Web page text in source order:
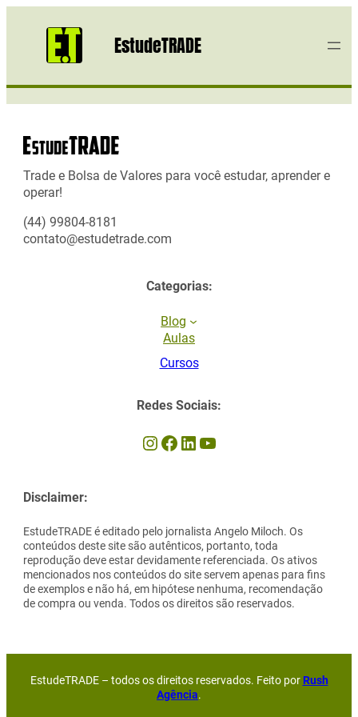
EstudeTRADE
Trade e Bolsa de Valores para você estudar, aprender e
operar!
(44) 99804-8181
contato@estudetrade.com
Categorias:
Blog
Aulas
Cursos
Redes Sociais:
Instagram Facebook LinkedIn Youtube
Disclaimer:
EstudeTRADE é editado pelo jornalista Angelo Miloch. Os
conteúdos deste site são autênticos, portanto, toda
reprodução deve estar devidamente referenciada. Os ativos
mencionados nos conteúdos do site servem apenas para fins
de exemplos e não há, em hipótese nenhuma, recomendação
de compra ou venda. Todos os direitos são reservados.
EstudeTRADE – todos os direitos reservados. Feito porRush
Agência.